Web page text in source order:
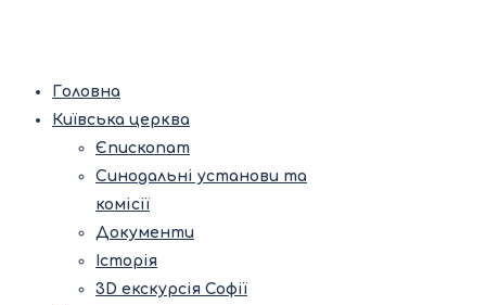
Головна
Київська церква
Єпископат
Синодальні установи та
комісії
Документи
Історія
3D екскурсія Софії